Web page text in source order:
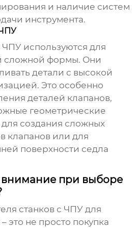
и наличие систем
инструмента.
используются для
сложной формы. Они
детали с высокой
Это особенно
деталей клапанов,
геометрические
создания сложных
клапанов или для
поверхности седла
внимание при выборе
станков с ЧПУ для
– это не просто покупка